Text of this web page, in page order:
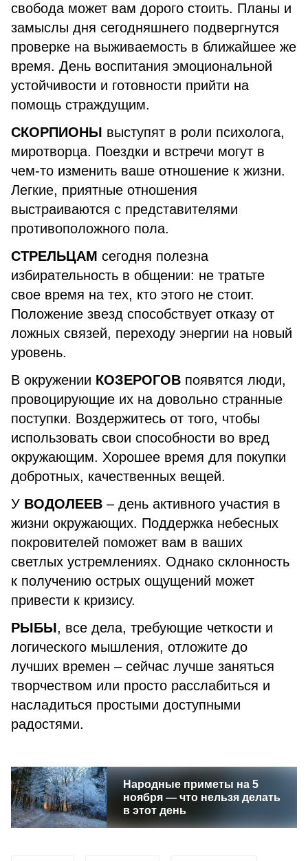
свобода может вам дорого стоить. Планы и
замыслы дня сегодняшнего подвергнутся
проверке на выживаемость в ближайшее же
время. День воспитания эмоциональной
устойчивости и готовности прийти на
помощь страждущим.
СКОРПИОНЫ выступят в роли психолога,
миротворца. Поездки и встречи могут в
чем-то изменить ваше отношение к жизни.
Легкие, приятные отношения
выстраиваются с представителями
противоположного пола.
СТРЕЛЬЦАМ сегодня полезна
избирательность в общении: не тратьте
свое время на тех, кто этого не стоит.
Положение звезд способствует отказу от
ложных связей, переходу энергии на новый
уровень.
В окружении КОЗЕРОГОВ появятся люди,
провоцирующие их на довольно странные
поступки. Воздержитесь от того, чтобы
использовать свои способности во вред
окружающим. Хорошее время для покупки
добротных, качественных вещей.
У ВОДОЛЕЕВ – день активного участия в
жизни окружающих. Поддержка небесных
покровителей поможет вам в ваших
светлых устремлениях. Однако склонность
к получению острых ощущений может
привести к кризису.
РЫБЫ, все дела, требующие четкости и
логического мышления, отложите до
лучших времен – сейчас лучше заняться
творчеством или просто расслабиться и
насладиться простыми доступными
радостями.
Народные приметы на 5
ноября — что нельзя делать
в этот день